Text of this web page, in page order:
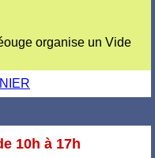
organise un Vide
10h à 17h